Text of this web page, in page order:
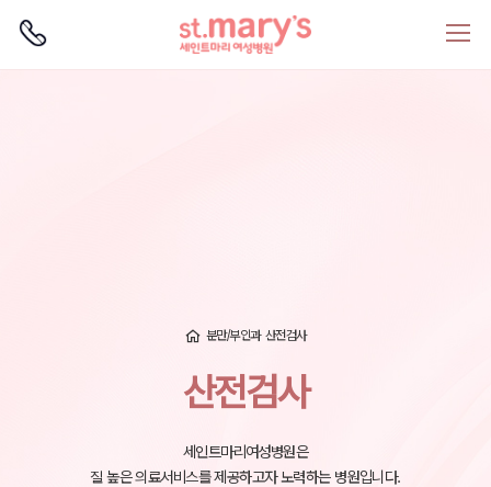
분만/부인과 산전검사
산전검사
세인트마리여성병원은
질 높은 의료서비스를 제공하고자 노력하는 병원입니다.